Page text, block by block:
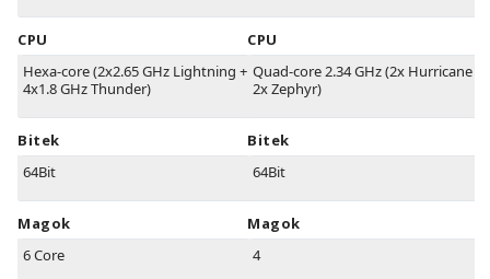
CPU
Hexa-core (2x2.65 GHz Lightning +
4x1.8 GHz Thunder)
Bitek
64Bit
Magok
6 Core
CPU
Quad-core 2.34 GHz (2x Hurricane +
2x Zephyr)
Bitek
64Bit
Magok
4